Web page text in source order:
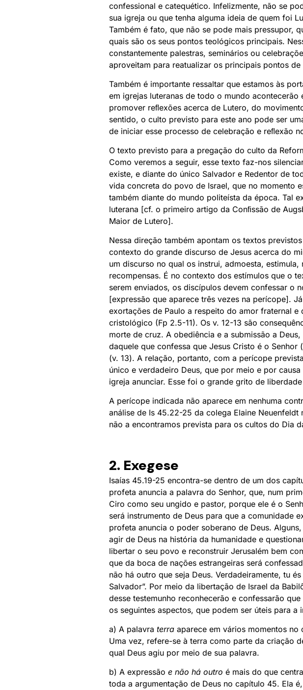
confessional e catequético. Infelizmente, não se
sua igreja ou que tenha alguma ideia de quem foi
Também é fato, que não se pode mais pressupor,
quais são os seus pontos teológicos principais.
constantemente palestras, seminários ou
aproveitam para reatualizar os principais pontos
Também é importante ressaltar que estamos às
em igrejas luteranas de todo o mundo
promover reﬂexões acerca de Lutero, do
sentido, o culto previsto para este ano pode ser
de iniciar esse processo de celebração e reﬂexão
O texto previsto para a pregação do culto da
Como veremos a seguir, esse texto faz-nos
existe, e diante do único Salvador e Redentor de
vida concreta do povo de Israel, que no momento
também diante do mundo politeísta da época. Tal
luterana [cf. o primeiro artigo da Conﬁssão de
Maior de Lutero].
Nessa direção também apontam os textos
contexto do grande discurso de Jesus acerca do
um discurso no qual os instrui, admoesta,
recompensas. É no contexto dos estímulos que o
serem enviados, os discípulos devem confessar o
[expressão que aparece três vezes na perícope].
exortações de Paulo a respeito do amor fraternal
cristológico (Fp 2.5-11). Os v. 12-13 são
morte de cruz. A obediência e a submissão a
daquele que confessa que Jesus Cristo é o
(v. 13). A relação, portanto, com a perícope
único e verdadeiro Deus, que por meio e por
igreja anunciar. Esse foi o grande grito de
A perícope indicada não aparece em nenhuma
análise de Is 45.22-25 da colega Elaine
não a encontramos prevista para os cultos do Dia
2. Exegese
Isaías 45.19-25 encontra-se dentro de um dos
profeta anuncia a palavra do Senhor, que, num
Ciro como seu ungido e pastor, porque ele é o
será instrumento de Deus para que a comunidade
profeta anuncia o poder soberano de Deus.
agir de Deus na história da humanidade e
libertar o seu povo e reconstruir Jerusalém bem
que da boca de nações estrangeiras será
não há outro que seja Deus. Verdadeiramente, tu
Salvador”. Por meio da libertação de Israel da
desse testemunho reconhecerão e confessarão
os seguintes aspectos, que podem ser úteis para
a) A palavra terra aparece em vários momentos
Uma vez, refere-se à terra como parte da criação
qual Deus agiu por meio de sua palavra.
b) A expressão e não há outro é mais do que
toda a argumentação de Deus no capítulo 45. Ela